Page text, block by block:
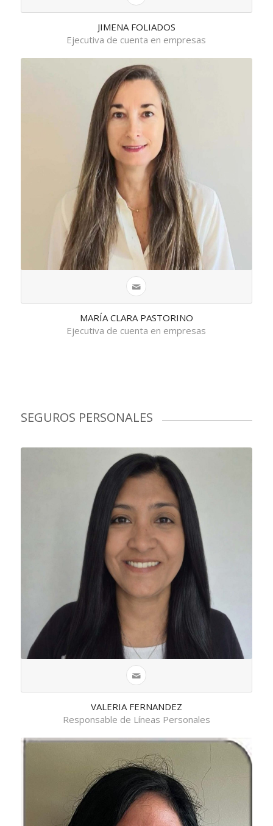
JIMENA FOLIADOS
Ejecutiva de cuenta en empresas
MARÍA CLARA PASTORINO
Ejecutiva de cuenta en empresas
SEGUROS PERSONALES
VALERIA FERNANDEZ
Responsable de Líneas Personales